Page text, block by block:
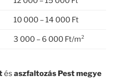
10 000 – 14 000 Ft
3 000 – 6 000 Ft/m²
és aszfaltozás Pest megye